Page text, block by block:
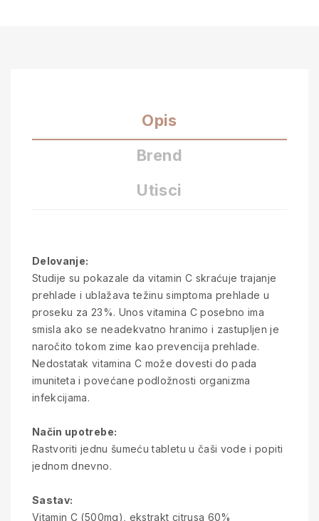
Opis
Brend
Utisci
Delovanje:
Studije su pokazale da vitamin C skraćuje trajanje
prehlade i ublažava težinu simptoma prehlade u
proseku za 23%. Unos vitamina C posebno ima
smisla ako se neadekvatno hranimo i zastupljen je
naročito tokom zime kao prevencija prehlade.
Nedostatak vitamina C može dovesti do pada
imuniteta i povećane podložnosti organizma
infekcijama.
Način upotrebe:
Rastvoriti jednu šumeću tabletu u čaši vode i popiti
jednom dnevno.
Sastav:
Vitamin C (500mg), ekstrakt citrusa 60%